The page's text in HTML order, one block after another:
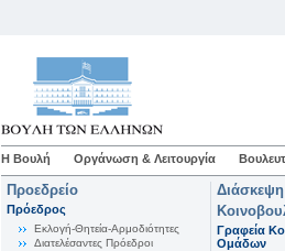
Η Βουλή Οργάνωση & Λειτουργία
Προεδρείο
Πρόεδρος
Εκλογή-Θητεία-Αρμοδιότητες
Διατελέσαντες Πρόεδροι
Γραφεία
Ομάδων